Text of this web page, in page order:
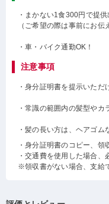
・まかない1食300円で提供
（ご希望の際は事前にお伝
・車・バイク通勤OK！
注意事項
・身分証明書を提示いただ
・常識の範囲内の髪型やカ
・髪の長い方は、ヘアゴ
・身分証明書のコピー、領
・交通費を使用した場合、
※領収書がない場合、支給